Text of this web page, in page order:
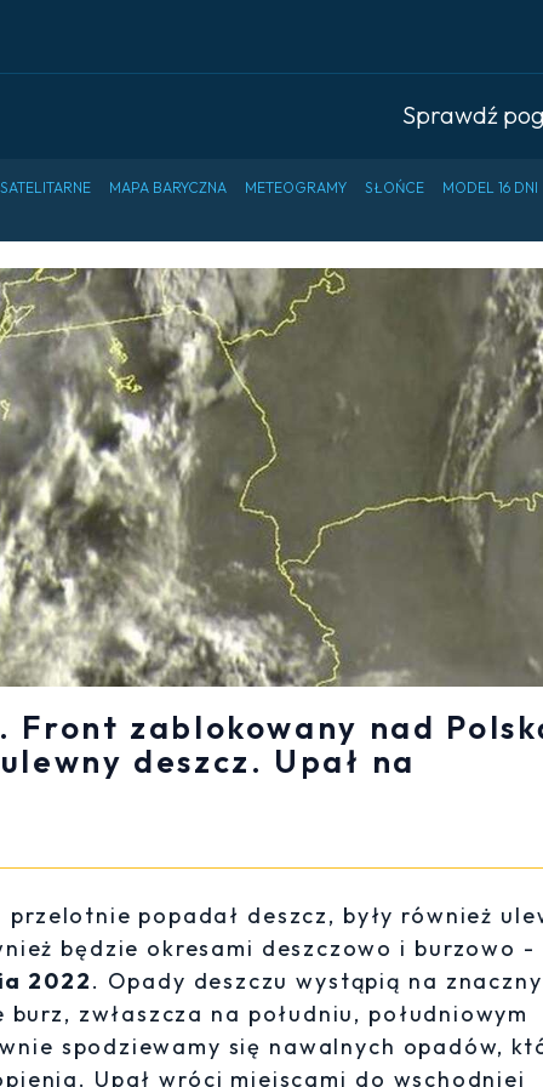
Sprawdź
MAPA BARYCZNA METEOGRAMY SŁOŃCE MODEL 16 DNI
Front zablokowany nad
deszcz. Upał na
popadał deszcz, były również
będzie okresami deszczowo i burzowo -
2022. Opady deszczu wystąpią na
zwłaszcza na południu, południowym
spodziewamy się nawalnych opadów,
Upał wróci miejscami do wschodniej